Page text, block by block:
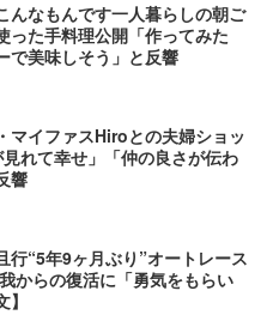
んなもんです一人暮らしの朝ご
った手料理公開「作ってみた
で美味しそう」と反響
マイファスHiroとの夫婦ショッ
見れて幸せ」「仲の良さが伝わ
響
行“5年9ヶ月ぶり”オートレース
からの復活に「勇気をもらい